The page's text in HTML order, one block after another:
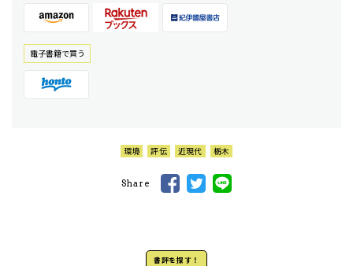
電⼦書籍で買う
環境 評伝 近現代 栃木
Share
書評を探す！